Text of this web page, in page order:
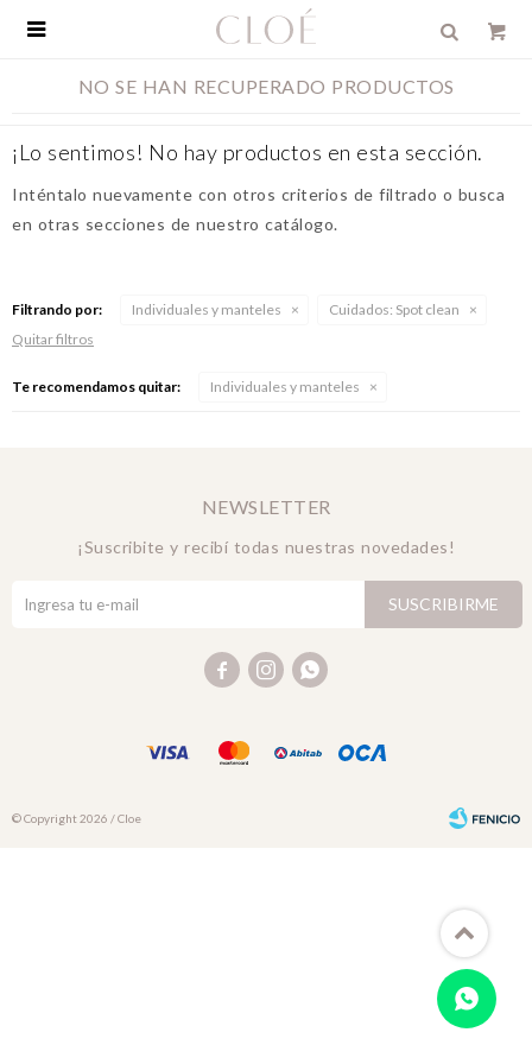

NO SE HAN RECUPERADO PRODUCTOS
¡Lo sentimos! No hay productos en esta sección.
Inténtalo nuevamente con otros criterios de filtrado o busca
en otras secciones de nuestro catálogo.
Filtrando por: Individuales y manteles Cuidados: Spot clean
Quitar filtros
Te recomendamos quitar: Individuales y manteles
NEWSLETTER
¡Suscribite y recibí todas nuestras novedades!
SUSCRIBIRME
  
© Copyright 2026 / Cloe
Fenicio